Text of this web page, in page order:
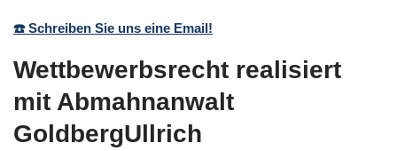
☎️ Schreiben Sie uns eine Email!
Wettbewerbsrecht realisiert
mit Abmahnanwalt
GoldbergUllrich